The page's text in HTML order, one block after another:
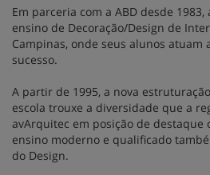
Em parceria com a ABD desde
ensino de Decoração/Design de
Campinas, onde seus alunos atuam
sucesso.
A partir de 1995, a nova
escola trouxe a diversidade que a
avArquitec em posição de destaque
ensino moderno e qualificado
do Design.